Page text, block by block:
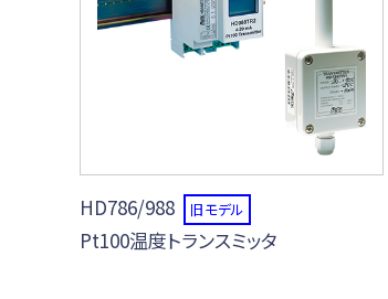
HD786/988 旧モデル
Pt100温度トランスミッタ